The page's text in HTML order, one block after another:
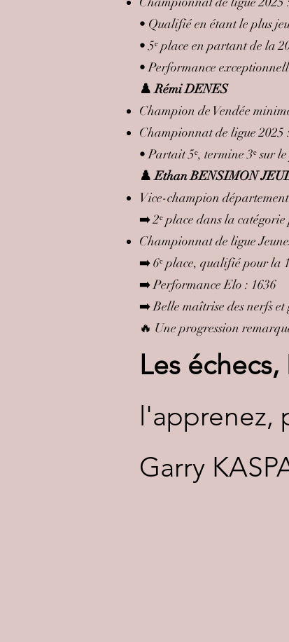
• Qualifié en étant le plus
• 5ᵉ place en partant de la
• Performance
♟️ Rémi DENES
Champion de Vendée
Championnat de ligue 2025 :
• Partait 5ᵉ, termine 3ᵉ sur
♟️ Ethan BENSIMON
Vice-champion
➡️ 2ᵉ place dans la catégorie
Championnat de ligue
➡️ 6ᵉ place, qualifié pour la
➡️ Performance Elo : 1636
➡️ Belle maîtrise des nerfs et
🔥 Une progression
Les échecs,
l'apprenez,
Garry